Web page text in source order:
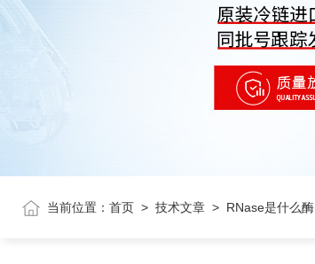
当前位置： 首页 > 技术文章 > RNase是什么酶